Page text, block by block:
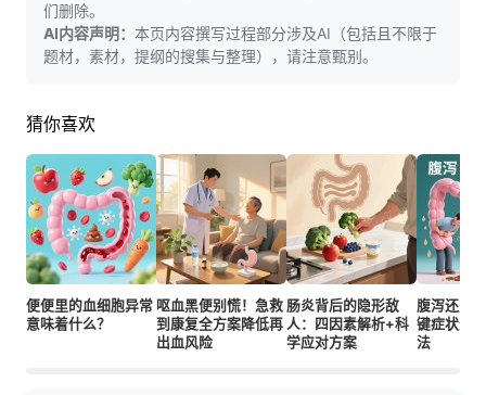
们删除。
AI内容声明： 本页内容撰写过程部分涉及AI（包括且不限于
题材，素材，提纲的搜集与整理），请注意甄别。
猜你喜欢
便便里的血细胞异常
意味着什么？
呕血黑便别慌！急救
到康复全方案降低再
出血风险
肠炎背后的隐形敌
人：四因素解析+科
学应对方案
腹泻还是
键症状速
法